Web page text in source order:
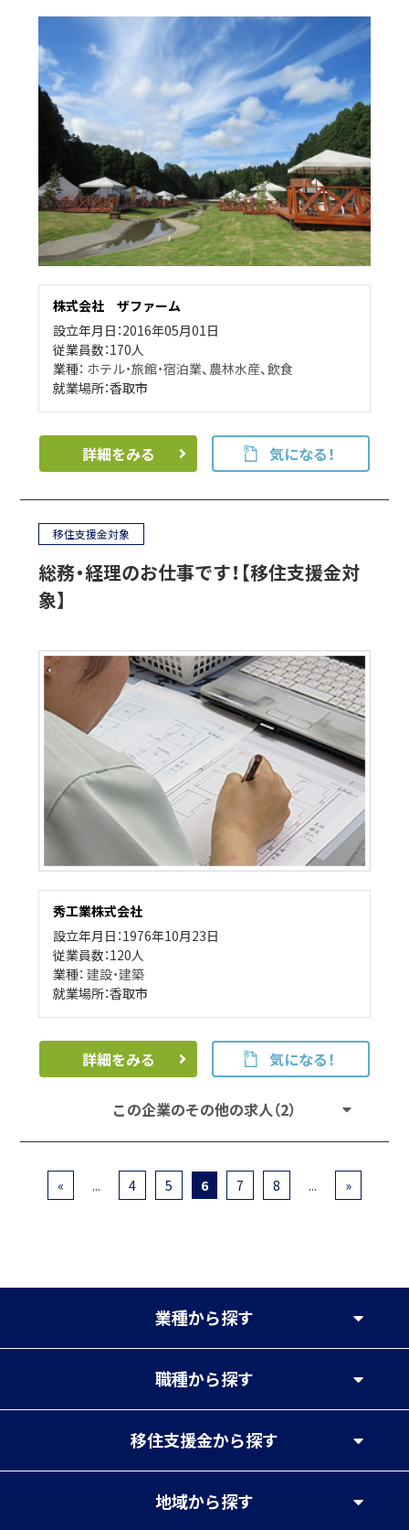
株式会社 ザファーム
設立年月日：2016年05月01日
従業員数：170人
業種： ホテル・旅館・宿泊業、 農林水産、飲食
就業場所：香取市
詳細をみる 気になる！
移住支援金対象
総務・経理のお仕事です！【移住支援金対
象】
秀工業株式会社
設立年月日：1976年10月23日
従業員数：120人
業種：建設・建築
就業場所：香取市
詳細をみる 気になる！
この企業のその他の求人（2）
« ... 4 5 6 7 8 ... »
業種から探す
職種から探す
移住支援金から探す
地域から探す